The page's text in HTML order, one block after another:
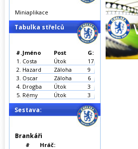
Miniaplikace
Tabulka střelců
#.Jméno Post
G:
1. Costa Útok
17
2. Hazard Záloha
9
3. Oscar Záloha
6
4. Drogba Útok
3
5. Rémy Útok 3
Sestava:
Brankáři
#
Hráč: